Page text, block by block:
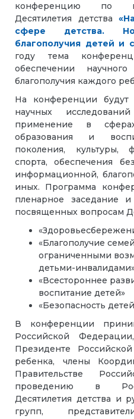
конференцию по
Десятилетия детства
сфере детства.
благополучия детей и
году тема
обеспечении
благополучия каждого
На конференции будут
научных
применение в
образования и
поколения, культуры,
спорта, обеспечения
информационной,
иных. Программа
пленарное заседание
посвященных вопросам
«Благополучие
ограниченными
детьми-
«Всестороннее
воспитание детей»
«Безопасность
В конференции
Российской
Президенте
ребенка, члены
Правительстве
проведению в
Десятилетия детства и
групп,